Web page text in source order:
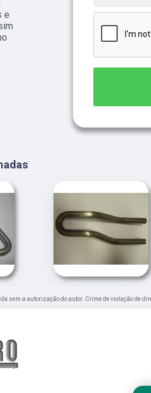
e
sem a autorização do autor. Crime de violação de